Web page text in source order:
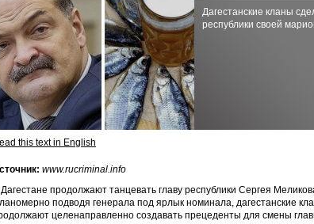
Дагестанские кланы
республики своей
this text in English
www.rucriminal.info
продолжают танцевать главу республики Сергея
подводя генерала под ярлык номинала, дагестанские
целенаправленно создавать прецеденты для смены